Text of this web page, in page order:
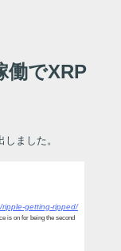
働でXRP
ました。
getting-ripped/
is on for being the second